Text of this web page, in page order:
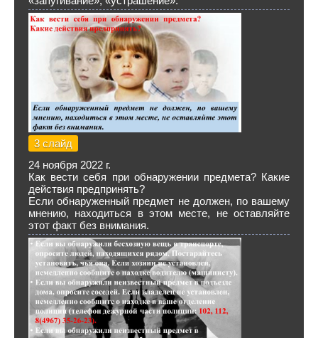
3 слайд
24 ноября 2022 г.
Как вести себя при обнаружении предмета? Какие
действия предпринять?
Если обнаруженный предмет не должен, по вашему
мнению, находиться в этом месте, не оставляйте
этот факт без внимания.